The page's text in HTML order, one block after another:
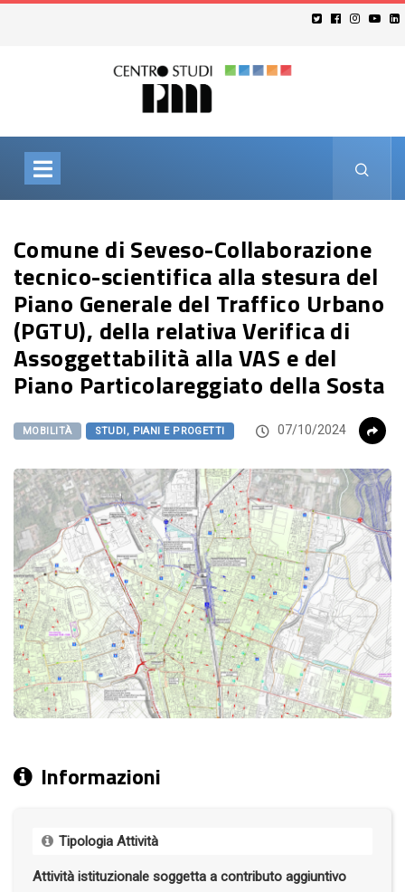
Comune di Seveso-Collaborazione
tecnico-scientifica alla stesura del
Piano Generale del Traffico Urbano
(PGTU), della relativa Verifica di
Assoggettabilità alla VAS e del
Piano Particolareggiato della Sosta
MOBILITÀ STUDI, PIANI E PROGETTI 07/10/2024
Informazioni
Tipologia Attività
Attività istituzionale soggetta a contributo aggiuntivo